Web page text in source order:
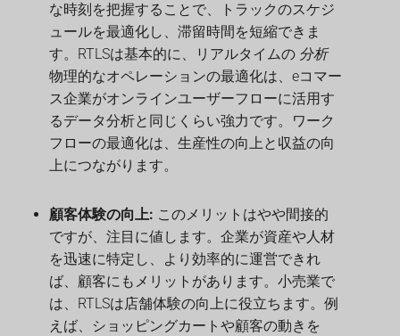
な時刻を把握することで、トラックのスケジ
ュールを最適化し、滞留時間を短縮できま
す。RTLSは基本的に、リアルタイムの 分析
物理的なオペレーションの最適化は、eコマー
ス企業がオンラインユーザーフローに活用す
るデータ分析と同じくらい強力です。ワーク
フローの最適化は、生産性の向上と収益の向
上につながります。
顧客体験の向上: このメリットはやや間接的
ですが、注目に値します。企業が資産や人材
を迅速に特定し、より効率的に運営できれ
ば、顧客にもメリットがあります。小売業で
は、RTLSは店舗体験の向上に役立ちます。例
えば、ショッピングカートや顧客の動きを